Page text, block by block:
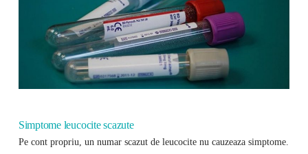
Simptome leucocite scazute
Pe cont propriu, un numar scazut de leucocite nu cauzeaza simptome.